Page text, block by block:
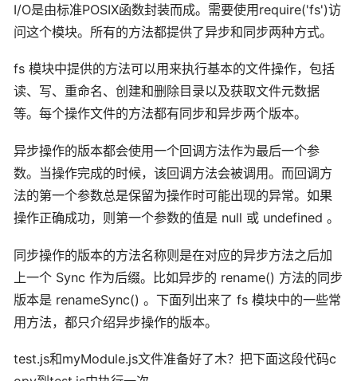
I/O是由标准POSIX函数封装而成。需要使用require('fs')访
问这个模块。所有的方法都提供了异步和同步两种方式。
fs 模块中提供的方法可以用来执行基本的文件操作，包括
读、写、重命名、创建和删除目录以及获取文件元数据
等。每个操作文件的方法都有同步和异步两个版本。
异步操作的版本都会使用一个回调方法作为最后一个参
数。当操作完成的时候，该回调方法会被调用。而回调方
法的第一个参数总是保留为操作时可能出现的异常。如果
操作正确成功，则第一个参数的值是 null 或 undefined 。
同步操作的版本的方法名称则是在对应的异步方法之后加
上一个 Sync 作为后缀。比如异步的 rename() 方法的同步
版本是 renameSync() 。下面列出来了 fs 模块中的一些常
用方法，都只介绍异步操作的版本。
test.js和myModule.js文件准备好了木？把下面这段代码c